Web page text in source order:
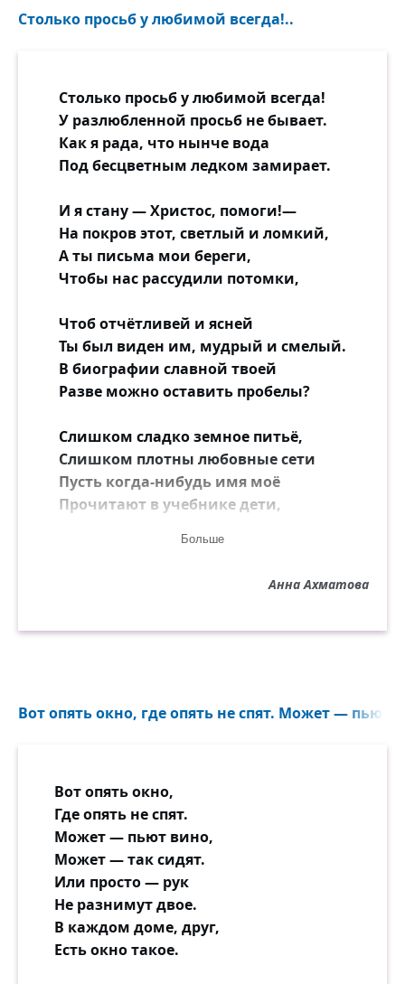
Столько просьб у любимой всегда!..
Столько просьб у любимой всегда!
У разлюбленной просьб не бывает.
Как я рада, что нынче вода
Под бесцветным ледком замирает.
И я стану — Христос, помоги!—
На покров этот, светлый и ломкий,
А ты письма мои береги,
Чтобы нас рассудили потомки,
Чтоб отчётливей и ясней
Ты был виден им, мудрый и смелый.
В биографии славной твоей
Разве можно оставить пробелы?
Слишком сладко земное питьё,
Слишком плотны любовные сети
Пусть когда-нибудь имя моё
Прочитают в учебнике дети,
И, печальную повесть узнав,
Больше
Анна Ахматова
Вот опять окно, где опять не спят. Может — пьют
Вот опять окно,
Где опять не спят.
Может — пьют вино,
Может — так сидят.
Или просто — рук
Не разнимут двое.
В каждом доме, друг,
Есть окно такое.